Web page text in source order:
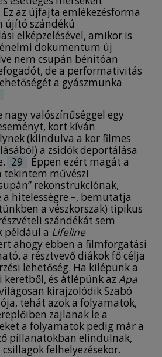
az újfajta emlékezésforma
újító szándékú
elképzelésével, amikor is
dokumentum új
nem csupán bénítóan
de a performativitás
a gyászmunka
valószínűséggel egy
kort kíván
(kiindulva a kor filmes
a zsidók deportálása
29
Éppen ezért magát a
művészi
rekonstrukciónak,
hitelességre –, bemutatja
a vészkorszak) tipikus
szándékát sem
például a Lifeline
ahogy ebben a filmforgatási
a résztvevő diákok fő célja
lehetőség. Ha kilépünk a
és átlépünk az Apa
kirajzolódik Szabó
tehát azok a folyamatok,
zajlanak le a
a folyamatok pedig már a
pillanatokban elindulnak,
felhelyezésekor.